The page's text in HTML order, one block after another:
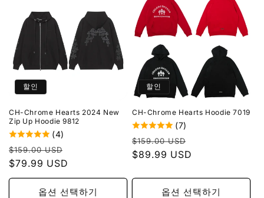
할인
CH-Chrome Hearts 2024 New
Zip Up Hoodie 9812
(4)
정
가
$159.00 USD
가
$79.99 USD
옵션 선택하기
할인
CH-Chrome Hearts Hoodie 7019
(7)
정
가
$159.00 USD
$89.99 USD
옵션 선택하기